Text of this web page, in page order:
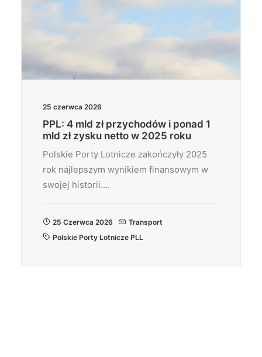
25 czerwca 2026
PPL: 4 mld zł przychodów i ponad 1
mld zł zysku netto w 2025 roku
Polskie Porty Lotnicze zakończyły 2025
rok najlepszym wynikiem finansowym w
swojej historii.…
25 Czerwca 2026
Transport
Polskie Porty Lotnicze PLL